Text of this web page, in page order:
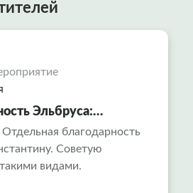
Эльбруса:
Кавказа
благодарность
Советую
видами.